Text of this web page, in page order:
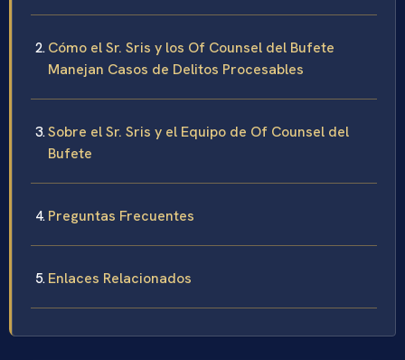
Cómo el Sr. Sris y los Of Counsel del Bufete
Manejan Casos de Delitos Procesables
Sobre el Sr. Sris y el Equipo de Of Counsel del
Bufete
Preguntas Frecuentes
Enlaces Relacionados